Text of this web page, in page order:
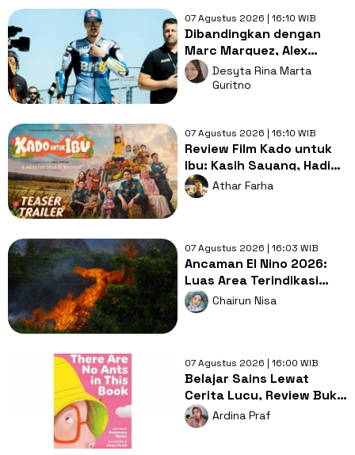
07 Agustus 2026 | 16:10 WIB
Dibandingkan dengan
Marc Marquez, Alex
Marquez Mengaku
Sempat Alami Tekanan
Desyta Rina Marta
Guritno
07 Agustus 2026 | 16:10 WIB
Review Film Kado untuk
Ibu: Kasih Sayang, Hadiah
Terbaik untuk Orang Tua
Athar Farha
07 Agustus 2026 | 16:03 WIB
Ancaman El Nino 2026:
Luas Area Terindikasi
Terbakar Capai Tiga Kali
Lipat Daratan Jakarta
Chairun Nisa
07 Agustus 2026 | 16:00 WIB
Belajar Sains Lewat
Cerita Lucu, Review Buku
There Are No Ants in This
Book
Ardina Praf